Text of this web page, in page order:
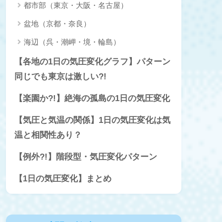
都市部（東京・大阪・名古屋）
盆地（京都・奈良）
海辺（呉・潮岬・境・輪島）
【各地の1日の気圧変化グラフ】パターン
同じでも東京は激しい?!
【楽園か?!】絶海の孤島の1日の気圧変化
【気圧と気温の関係】1日の気圧変化は気
温と相関性あり？
【例外?!】階段型・気圧変化パターン
【1日の気圧変化】まとめ